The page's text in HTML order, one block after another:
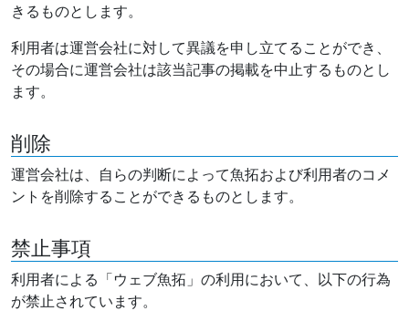
きるものとします。
利用者は運営会社に対して異議を申し立てることができ、
その場合に運営会社は該当記事の掲載を中止するものとし
ます。
削除
運営会社は、自らの判断によって魚拓および利用者のコメ
ントを削除することができるものとします。
禁止事項
利用者による「ウェブ魚拓」の利用において、以下の行為
が禁止されています。